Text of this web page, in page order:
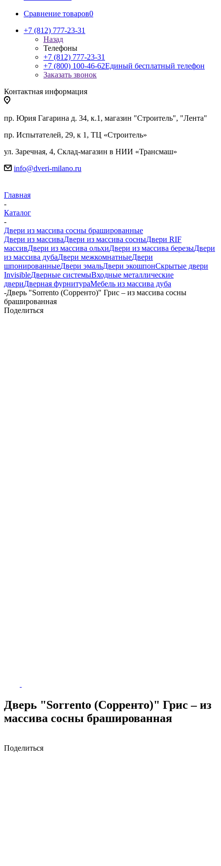
Сравнение товаров0
+7 (812) 777-23-31
Назад
Телефоны
+7 (812) 777-23-31
+7 (800) 100-46-62Единый бесплатный телефон
Заказать звонок
Контактная информация
пр. Юрия Гагарина д. 34, к.1, магазин "Строитель", "Лента"
пр. Испытателей, 29, к 1, ТЦ «Строитель»
ул. Заречная, 4, Склад-магазин в НИИ «Трансмаш»
info@dveri-milano.ru
Главная
-
Каталог
-
Двери из массива сосны брашированные
Двери из массиваДвери из массива сосныДвери RIF
массивДвери из массива ольхиДвери из массива березыДвери
из массива дубаДвери межкомнатныеДвери
шпонированныеДвери эмальДвери экошпонСкрытые двери
InvisibleДверные системыВходные металлические
двериДверная фурнитураМебель из массива дуба
-Дверь "Sorrento (Сорренто)" Грис – из массива сосны
брашированная
Поделиться
Дверь "Sorrento (Сорренто)" Грис – из
массива сосны брашированная
Поделиться